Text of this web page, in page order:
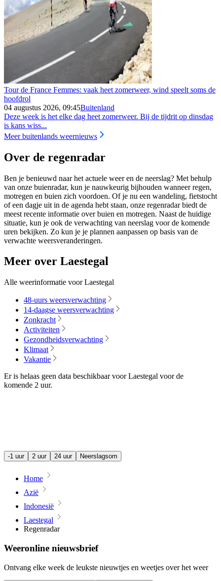
Tour de France Femmes: vaak heet zomerweer, wind speelt soms de
hoofdrol
04 augustus 2026, 09:45Buitenland
Deze week is het elke dag heet zomerweer. Bij de tijdrit op dinsdag
is kans wiss...
Meer buitenlands weernieuws
Over de regenradar
Ben je benieuwd naar het actuele weer en de neerslag? Met behulp
van onze buienradar, kun je nauwkeurig bijhouden wanneer regen,
motregen en buien zich voordoen. Of je nu een wandeling, fietstocht
of een dagje uit in de agenda hebt staan, onze regenradar biedt de
meest recente informatie over buien en motregen. Naast de huidige
situatie, kun je ook de verwachting van neerslag voor de komende
uren bekijken. Zo kun je je plannen aanpassen op basis van de
verwachte weersveranderingen.
Meer over Laestegal
Alle weerinformatie voor Laestegal
48-uurs weersverwachting
14-daagse weersverwachting
Zonkracht
Activiteiten
Gezondheidsverwachting
Klimaat
Vakantie
Er is helaas geen data beschikbaar voor Laestegal voor de
komende 2 uur.
-1 uur 2 uur 24 uur Neerslagsom
Home
Azië
Indonesië
Laestegal
Regenradar
Weeronline nieuwsbrief
Ontvang elke week de leukste nieuwtjes en weetjes over het weer